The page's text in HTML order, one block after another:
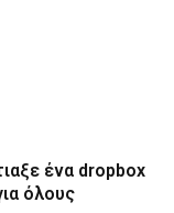
ένα dropbox
όλους